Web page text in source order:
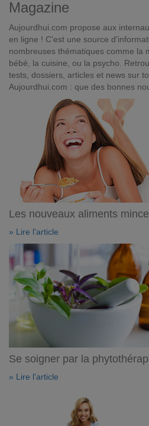
Magazine
Aujourdhui.com propose aux
en ligne ! C'est une source
nombreuses thématiques comme la
bébé, la cuisine, ou la psycho.
tests, dossiers, articles et news sur
Aujourdhui.com : que des bonnes
Les nouveaux aliments
» Lire l'article
Se soigner par la
» Lire l'article